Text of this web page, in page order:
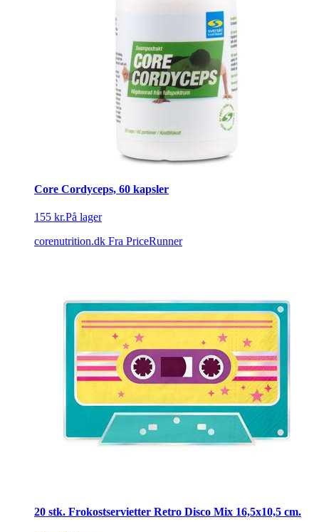
Core Cordyceps, 60 kapsler
155 kr.På lager
corenutrition.dk Fra PriceRunner
20 stk. Frokostservietter Retro Disco Mix 16,5x10,5 cm.